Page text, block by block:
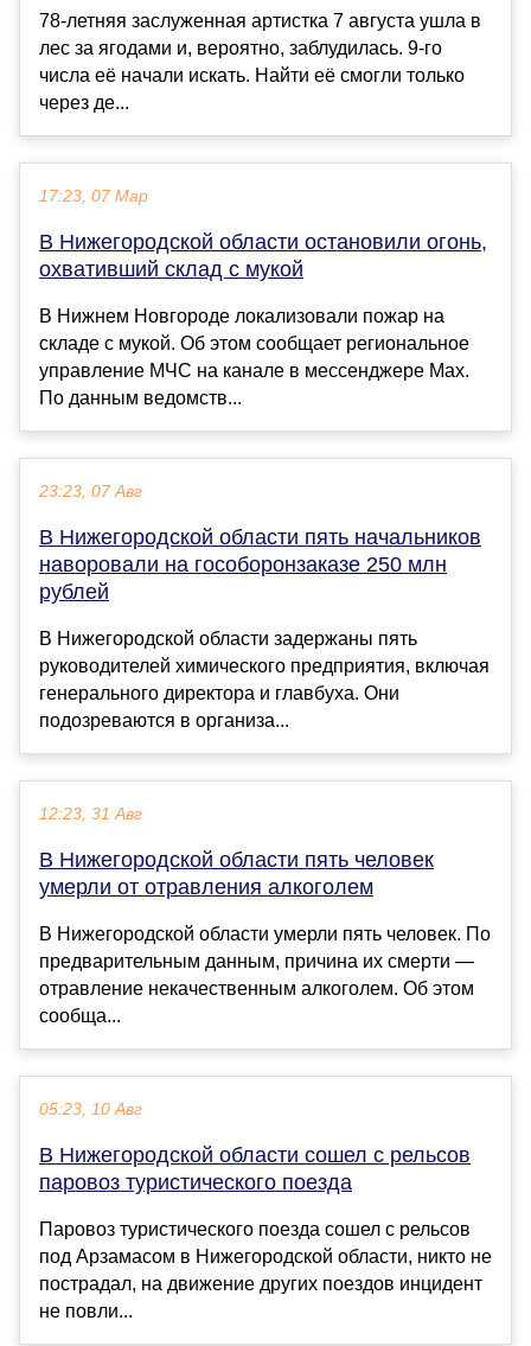
78-летняя заслуженная артистка 7 августа ушла в
лес за ягодами и, вероятно, заблудилась. 9-го
числа её начали искать. Найти её смогли только
через де...
17:23, 07 Мар
В Нижегородской области остановили огонь,
охвативший склад с мукой
В Нижнем Новгороде локализовали пожар на
складе с мукой. Об этом сообщает региональное
управление МЧС на канале в мессенджере Max.
По данным ведомств...
23:23, 07 Авг
В Нижегородской области пять начальников
наворовали на гособоронзаказе 250 млн
рублей
В Нижегородской области задержаны пять
руководителей химического предприятия, включая
генерального директора и главбуха. Они
подозреваются в организа...
12:23, 31 Авг
В Нижегородской области пять человек
умерли от отравления алкоголем
В Нижегородской области умерли пять человек. По
предварительным данным, причина их смерти —
отравление некачественным алкоголем. Об этом
сообща...
05:23, 10 Авг
В Нижегородской области сошел с рельсов
паровоз туристического поезда
Паровоз туристического поезда сошел с рельсов
под Арзамасом в Нижегородской области, никто не
пострадал, на движение других поездов инцидент
не повли...